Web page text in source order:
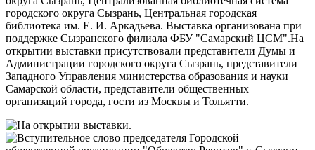
городского округа Сызрань, Центральная городская
библиотека им. Е. И. Аркадьева. Выставка организована при
поддержке Сызранскoго филиала ФБУ "Самарский ЦСМ".На
открытии выставки присутствовали представители Думы и
Администрации городского округа Сызрань, представители
Западного Управления министерства образования и науки
Самарской области, представители общественных
организаций города, гости из Москвы и Тольятти.